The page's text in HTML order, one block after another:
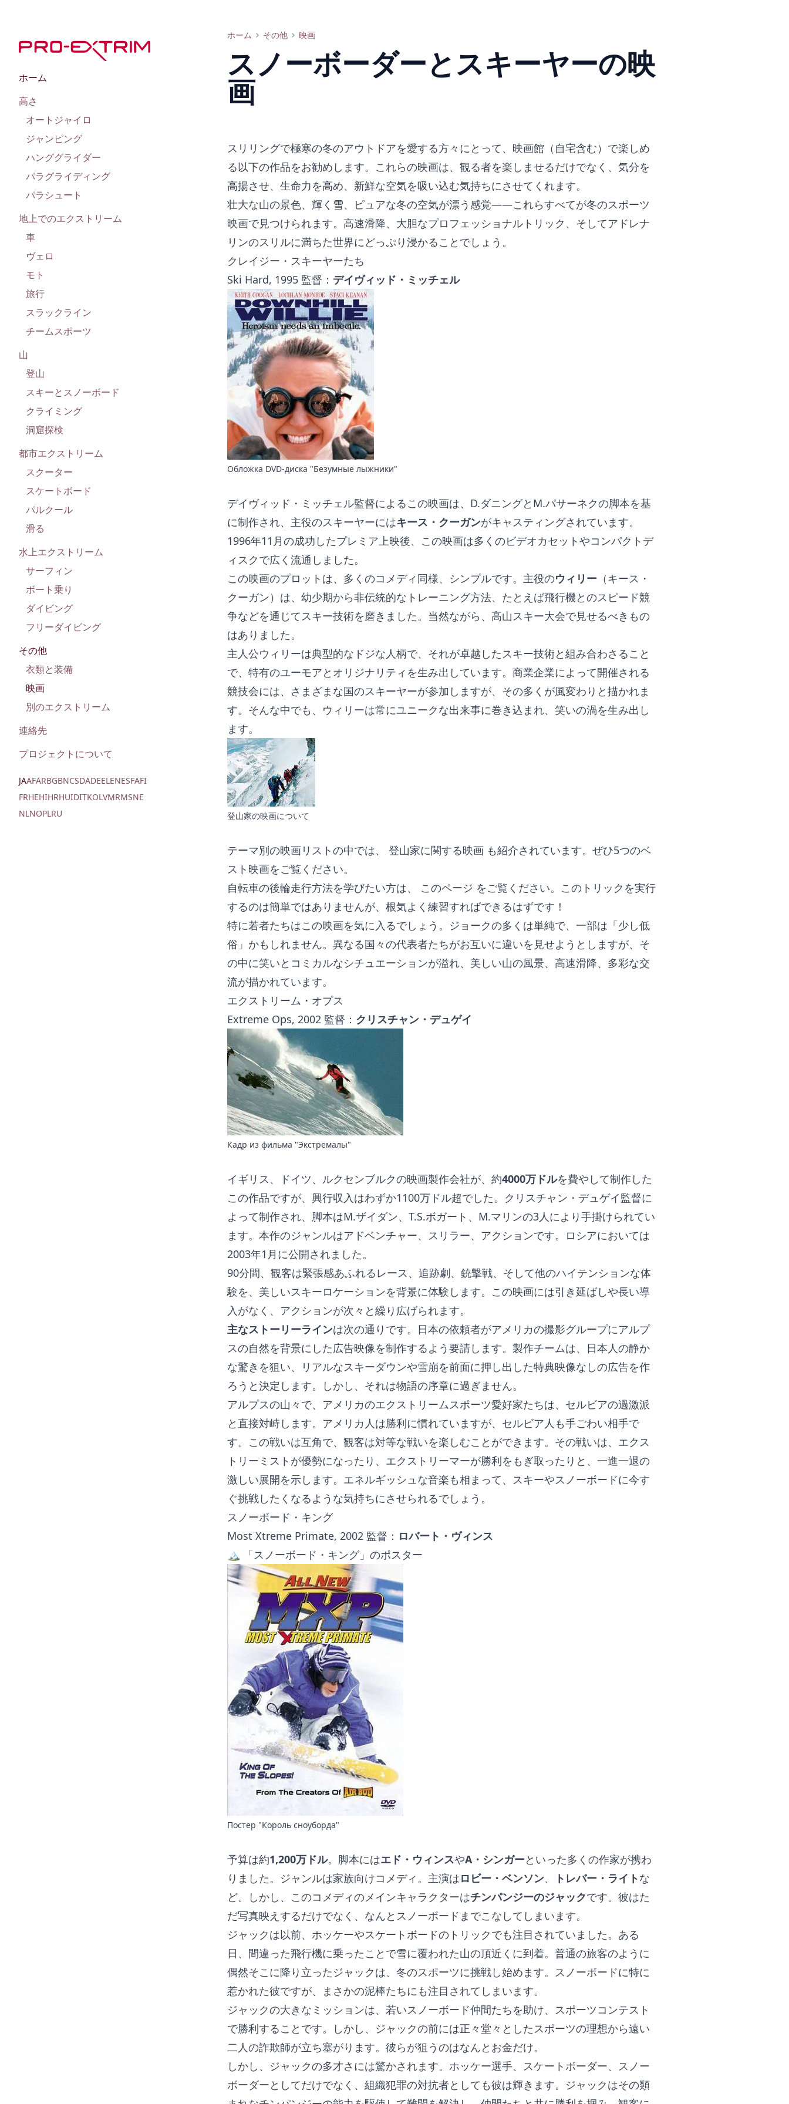
ホーム
高さ
オートジャイロ
ジャンピング
ハンググライダー
パラグライディング
パラシュート
地上でのエクストリーム
車
ヴェロ
モト
旅行
スラックライン
チームスポーツ
山
登山
スキーとスノーボード
クライミング
洞窟探検
都市エクストリーム
スクーター
スケートボード
パルクール
滑る
水上エクストリーム
サーフィン
ボート乗り
ダイビング
フリーダイビング
その他
衣類と装備
映画
別のエクストリーム
連絡先
プロジェクトについて
JAAFARBGBNCSDADEELENESFAFI
FRHEHIHRHUIDITKOLVMRMSNE
NLNOPLRU
ホーム その他 映画
スノーボーダーとスキーヤーに関する最高の映画リスト
スノーボーダーとスキーヤーの映
画
スリリングで極寒の冬のアウトドアを愛する方々にとって、映画館（自宅含む）で楽しめ
る以下の作品をお勧めします。これらの映画は、観る者を楽しませるだけでなく、気分を
高揚させ、生命力を高め、新鮮な空気を吸い込む気持ちにさせてくれます。
壮大な山の景色、輝く雪、ピュアな冬の空気が漂う感覚——これらすべてが冬のスポーツ
映画で見つけられます。高速滑降、大胆なプロフェッショナルトリック、そしてアドレナ
リンのスリルに満ちた世界にどっぷり浸かることでしょう。
クレイジー・スキーヤーたち
Ski Hard, 1995 監督： デイヴィッド・ミッチェル
Обложка DVD-диска "Безумные лыжники"
デイヴィッド・ミッチェル監督によるこの映画は、D.ダニングとM.パサーネクの脚本を基
に制作され、主役のスキーヤーにはキース・クーガンがキャスティングされています。
1996年11月の成功したプレミア上映後、この映画は多くのビデオカセットやコンパクトデ
ィスクで広く流通しました。
この映画のプロットは、多くのコメディ同様、シンプルです。主役のウィリー（キース・
クーガン）は、幼少期から非伝統的なトレーニング方法、たとえば飛行機とのスピード競
争などを通じてスキー技術を磨きました。当然ながら、高山スキー大会で見せるべきもの
はありました。
主人公ウィリーは典型的なドジな人柄で、それが卓越したスキー技術と組み合わさること
で、特有のユーモアとオリジナリティを生み出しています。商業企業によって開催される
競技会には、さまざまな国のスキーヤーが参加しますが、その多くが風変わりと描かれま
す。そんな中でも、ウィリーは常にユニークな出来事に巻き込まれ、笑いの渦を生み出し
ます。
登山家の映画について
テーマ別の映画リストの中では、 登山家に関する映画も紹介されています。ぜひ5つのベ
スト映画をご覧ください。
自転車の後輪走行方法を学びたい方は、 このページ をご覧ください。このトリックを実行
するのは簡単ではありませんが、根気よく練習すればできるはずです！
特に若者たちはこの映画を気に入るでしょう。ジョークの多くは単純で、一部は「少し低
俗」かもしれません。異なる国々の代表者たちがお互いに違いを見せようとしますが、そ
の中に笑いとコミカルなシチュエーションが溢れ、美しい山の風景、高速滑降、多彩な交
流が描かれています。
エクストリーム・オプス
Extreme Ops, 2002 監督： クリスチャン・デュゲイ
Кадр из фильма "Экстремалы"
イギリス、ドイツ、ルクセンブルクの映画製作会社が、約4000万ドルを費やして制作した
この作品ですが、興行収入はわずか1100万ドル超でした。クリスチャン・デュゲイ監督に
よって制作され、脚本はM.ザイダン、T.S.ボガート、M.マリンの3人により手掛けられてい
ます。本作のジャンルはアドベンチャー、スリラー、アクションです。ロシアにおいては
2003年1月に公開されました。
90分間、観客は緊張感あふれるレース、追跡劇、銃撃戦、そして他のハイテンションな体
験を、美しいスキーロケーションを背景に体験します。この映画には引き延ばしや長い導
入がなく、アクションが次々と繰り広げられます。
主なストーリーラインは次の通りです。日本の依頼者がアメリカの撮影グループにアルプ
スの自然を背景にした広告映像を制作するよう要請します。製作チームは、日本人の静か
な驚きを狙い、リアルなスキーダウンや雪崩を前面に押し出した特典映像なしの広告を作
ろうと決定します。しかし、それは物語の序章に過ぎません。
アルプスの山々で、アメリカのエクストリームスポーツ愛好家たちは、セルビアの過激派
と直接対峙します。アメリカ人は勝利に慣れていますが、セルビア人も手ごわい相手で
す。この戦いは互角で、観客は対等な戦いを楽しむことができます。その戦いは、エクス
トリーミストが優勢になったり、エクストリーマーが勝利をもぎ取ったりと、一進一退の
激しい展開を示します。エネルギッシュな音楽も相まって、スキーやスノーボードに今す
ぐ挑戦したくなるような気持ちにさせられるでしょう。
スノーボード・キング
Most Xtreme Primate, 2002 監督： ロバート・ヴィンス
🏔 「スノーボード・キング」のポスター
Постер "Король сноуборда"
予算は約1,200万ドル。脚本にはエド・ウィンスやA・シンガーといった多くの作家が携わ
りました。ジャンルは家族向けコメディ。主演はロビー・ベンソン、 トレバー・ライトな
ど。しかし、このコメディのメインキャラクターはチンパンジーのジャックです。彼はた
だ写真映えするだけでなく、なんとスノーボードまでこなしてしまいます。
ジャックは以前、ホッケーやスケートボードのトリックでも注目されていました。ある
日、間違った飛行機に乗ったことで雪に覆われた山の頂近くに到着。普通の旅客のように
偶然そこに降り立ったジャックは、冬のスポーツに挑戦し始めます。スノーボードに特に
惹かれた彼ですが、まさかの泥棒たちにも注目されてしまいます。
ジャックの大きなミッションは、若いスノーボード仲間たちを助け、スポーツコンテスト
で勝利することです。しかし、ジャックの前には正々堂々としたスポーツの理想から遠い
二人の詐欺師が立ち塞がります。彼らが狙うのはなんとお金だけ。
しかし、ジャックの多才さには驚かされます。ホッケー選手、スケートボーダー、スノー
ボーダーとしてだけでなく、組織犯罪の対抗者としても彼は輝きます。ジャックはその類